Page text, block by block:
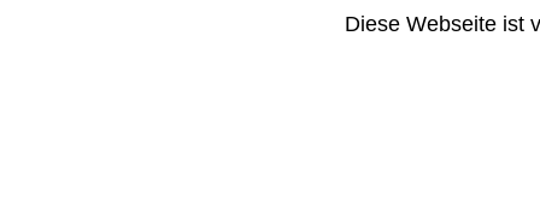
Diese Webseite ist